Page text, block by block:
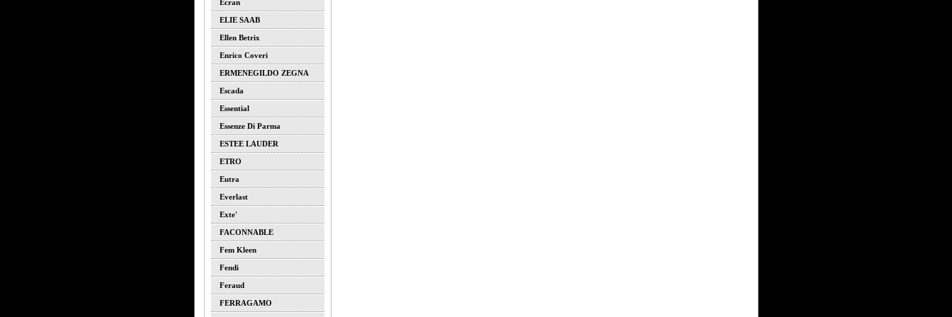
Ecran
ELIE SAAB
Ellen Betrix
Enrico Coveri
ERMENEGILDO ZEGNA
Escada
Essential
Essenze Di Parma
ESTEE LAUDER
ETRO
Eutra
Everlast
Exte'
FACONNABLE
Fem Kleen
Fendi
Feraud
FERRAGAMO